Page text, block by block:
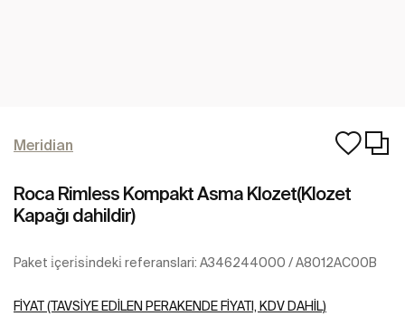
Meridian
Roca Rimless Kompakt Asma Klozet(Klozet
Kapağı dahildir)
Paket i̇çeri̇si̇ndeki̇ referanslari: A346244000 / A8012AC00B
FIYAT (TAVSIYE EDILEN PERAKENDE FIYATI, KDV DAHIL)